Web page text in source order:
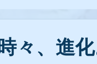
々、進